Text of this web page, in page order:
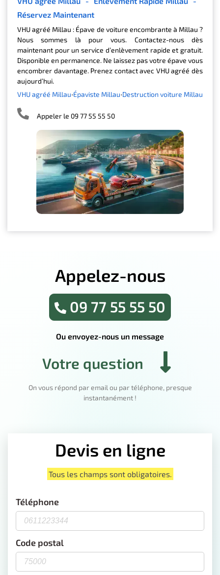
Réservez Maintenant
VHU agréé Millau : Épave de voiture encombrante à Millau ?
Nous sommes là pour vous. Contactez-nous dès
maintenant pour un service d’enlèvement rapide et gratuit.
Disponible en permanence. Ne laissez pas votre épave vous
encombrer davantage. Prenez contact avec VHU agréé dès
aujourd’hui.
VHU agréé Millau
Épaviste Millau Destruction voiture Millau
Appeler le 09 77 55 55 50
Appelez-nous
09 77 55 55 50
Ou envoyez-nous un message
Votre question
On vous répond par email ou par téléphone, presque
instantanément !
Devis en ligne
Tous les champs sont obligatoires.
Téléphone
Code postal